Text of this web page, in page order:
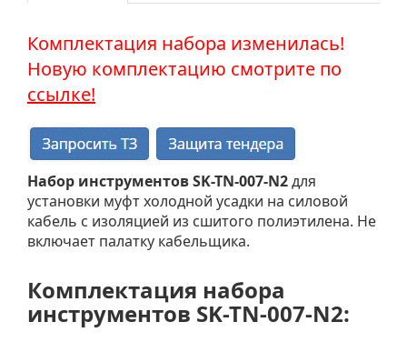
Комплектация набора изменилась!
Новую комплектацию смотрите по
ссылке!
Набор инструментов SK-TN-007-N2для
установки муфт холодной усадки на силовой
кабель с изоляцией из сшитого полиэтилена. Не
включает палатку кабельщика.
Комплектация набора
инструментов SK-TN-007-N2: